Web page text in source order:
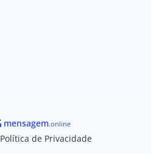
mensagem.online
Política de Privacidade